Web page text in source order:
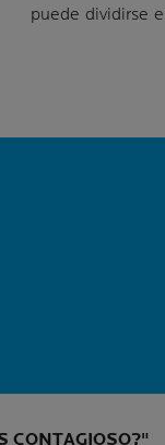
puede dividirse
CONTAGIOSO?